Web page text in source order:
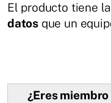
El producto tiene
datos que un
¿Eres